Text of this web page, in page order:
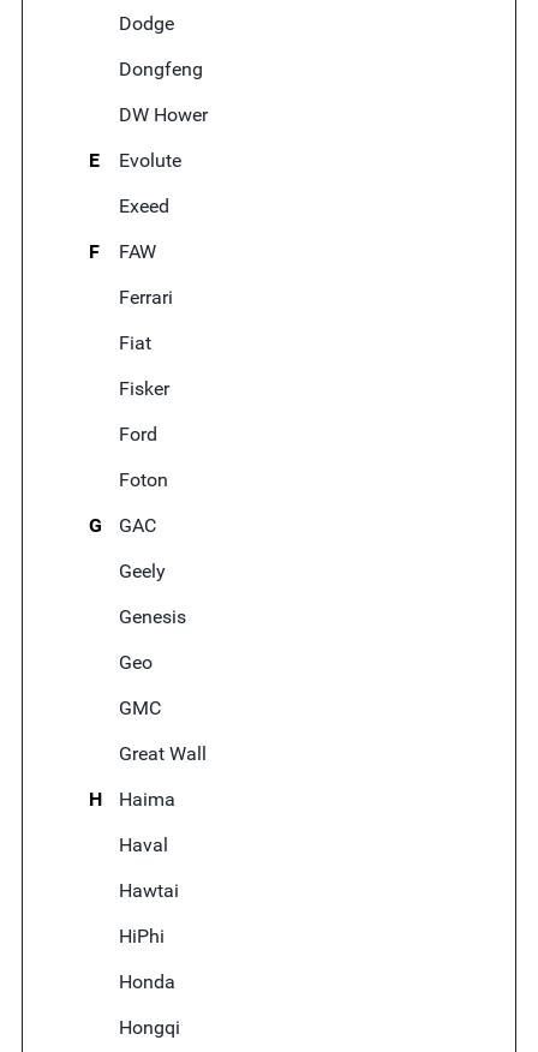
Dodge
Dongfeng
DW Hower
E
Evolute
Exeed
F
FAW
Ferrari
Fiat
Fisker
Ford
Foton
G
GAC
Geely
Genesis
Geo
GMC
Great Wall
H
Haima
Haval
Hawtai
HiPhi
Honda
Hongqi